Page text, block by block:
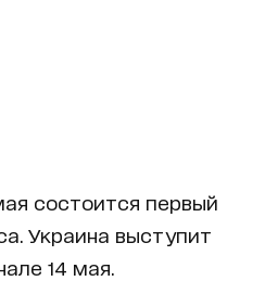
состоится первый
Украина выступит
14 мая.